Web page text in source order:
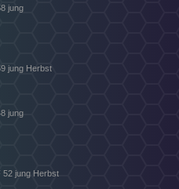
jung
jung Herbst
jung
52 jung Herbst